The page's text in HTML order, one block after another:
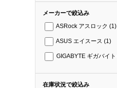
メーカーで絞込み
ASRock アスロック (1)
ASUS エイスース (1)
GIGABYTE ギガバイト
在庫状況で絞込み